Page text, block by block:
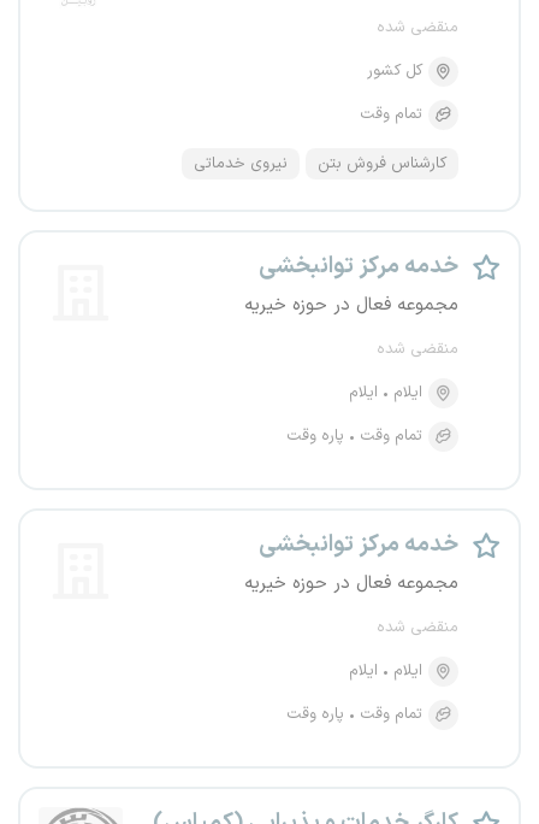
منقضی شده
کل کشور
تمام وقت
کارشناس فروش بتن نیروی خدماتی
خدمه مرکز توانبخشی
مجموعه فعال در حوزه خیریه
منقضی شده
ایلام
ایلام
تمام وقت
پاره وقت
خدمه مرکز توانبخشی
مجموعه فعال در حوزه خیریه
منقضی شده
ایلام
ایلام
تمام وقت
پاره وقت